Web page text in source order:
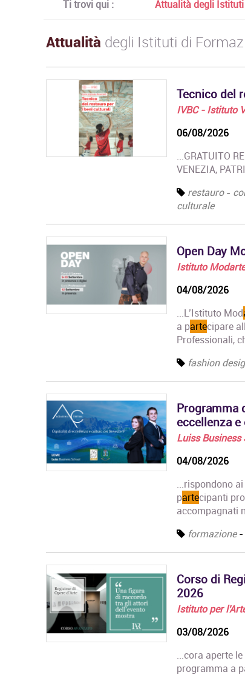
Ti trovi qui : Attualità degli
Attualità degli Istituti di
Tecnico del
IVBC - Istituto
06/08/2026
...GRATUITO
VENEZIA,
restauro-
culturale
Open Day
Istituto
04/08/2026
...L’Istituto Mod
a partecipare
Professionali,
fashion
Programma
eccellenza
Luiss Business
04/08/2026
...rispondono
partecipanti
accompagnati
formazione-
Corso di
2026
Istituto per
03/08/2026
...cora aperte
programma a